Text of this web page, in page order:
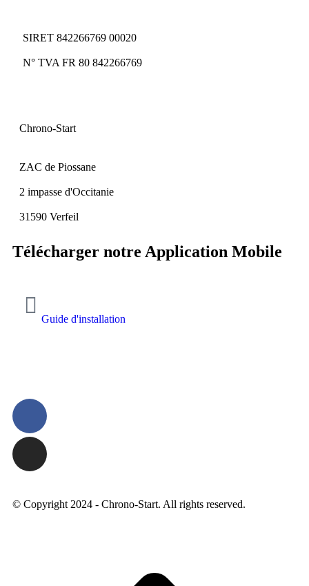
SIRET 842266769 00020
N° TVA FR 80 842266769
Chrono-Start
ZAC de Piossane
2 impasse d'Occitanie
31590 Verfeil
Télécharger notre Application Mobile
Guide d'installation
© Copyright 2024 - Chrono-Start. All rights reserved.